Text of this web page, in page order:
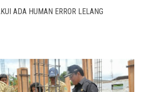
ADA HUMAN ERROR LELANG